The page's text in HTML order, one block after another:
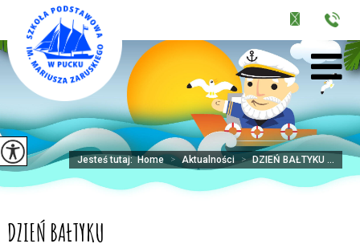
Jesteś tutaj:Home > Aktualności > DZIEŃ BAŁTYKU ...
DZIEŃ BAŁTYKU